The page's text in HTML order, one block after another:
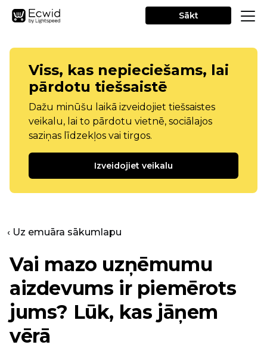
Sākt
Viss, kas nepieciešams, lai
pārdotu tiešsaistē
Dažu minūšu laikā izveidojiet tiešsaistes
veikalu, lai to pārdotu vietnē, sociālajos
saziņas līdzekļos vai tirgos.
Izveidojiet veikalu
‹ Uz emuāra sākumlapu
Vai mazo uzņēmumu
aizdevums ir piemērots
jums? Lūk, kas jāņem
vērā